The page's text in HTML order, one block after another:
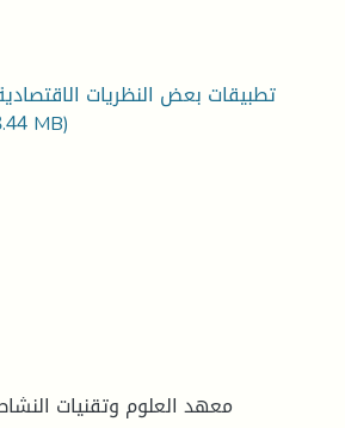
تطبيقات بعض النظريات
MB)
معهد العلوم وتقنيات